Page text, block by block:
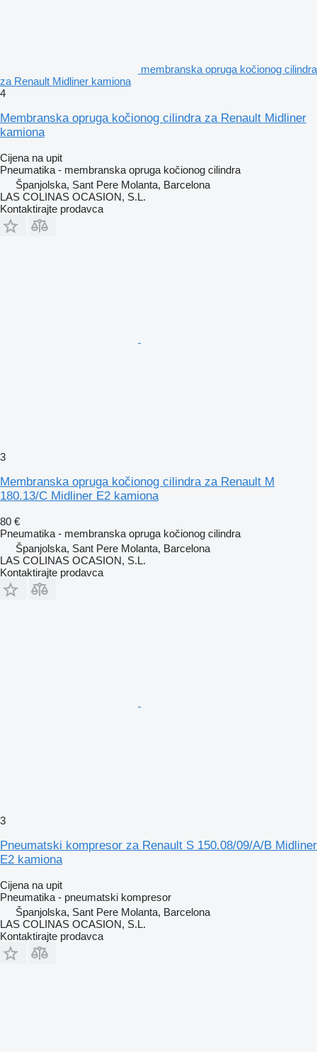
membranska opruga kočionog cilindra
za Renault Midliner kamiona
4
Membranska opruga kočionog cilindra za Renault Midliner
kamiona
Cijena na upit
Pneumatika - membranska opruga kočionog cilindra
Španjolska, Sant Pere Molanta, Barcelona
LAS COLINAS OCASION, S.L.
Kontaktirajte prodavca
3
Membranska opruga kočionog cilindra za Renault M
180.13/C Midliner E2 kamiona
80 €
Pneumatika - membranska opruga kočionog cilindra
Španjolska, Sant Pere Molanta, Barcelona
LAS COLINAS OCASION, S.L.
Kontaktirajte prodavca
3
Pneumatski kompresor za Renault S 150.08/09/A/B Midliner
E2 kamiona
Cijena na upit
Pneumatika - pneumatski kompresor
Španjolska, Sant Pere Molanta, Barcelona
LAS COLINAS OCASION, S.L.
Kontaktirajte prodavca